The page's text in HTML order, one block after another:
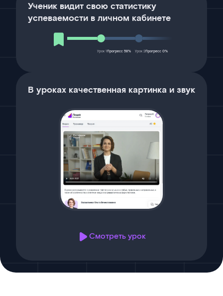
Ученик видит свою статистику
успеваемости в личном кабинете
Урок 1Прогресс 58% Урок 2Прогресс 0%
В уроках качественная картинка и звук
Смотреть урок